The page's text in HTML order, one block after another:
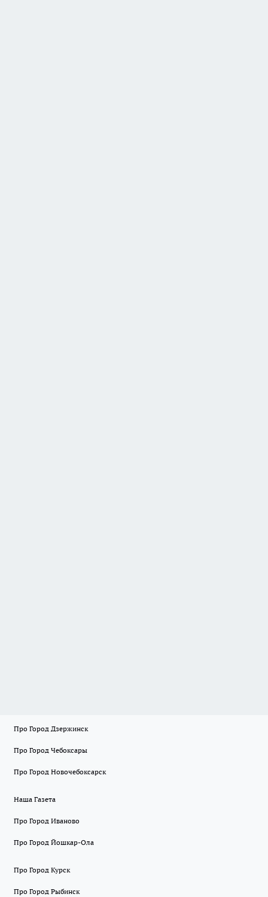
Про Город Дзержинск
Про Город Чебоксары
Про Город Новочебоксарск
Наша Газета
Про Город Иваново
Про Город Йошкар-Ола
Про Город Курск
Про Город Рыбинск